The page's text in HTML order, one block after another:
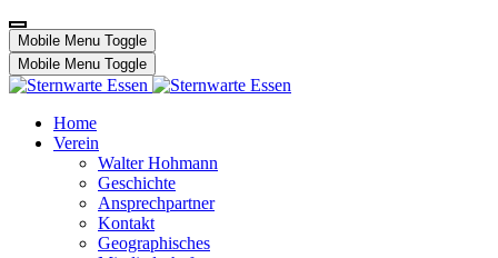
Mobile Menu Toggle
Mobile Menu Toggle
Home
Verein
Walter Hohmann
Geschichte
Ansprechpartner
Kontakt
Geographisches